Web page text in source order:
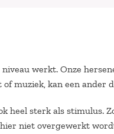
werkt. Onze
muziek, kan een ander
heel sterk als stimulus.
niet overgewerkt